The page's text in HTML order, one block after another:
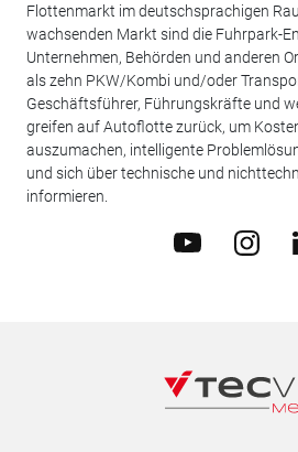
Flottenmarkt im deutschsprachigen
wachsenden Markt sind die Fuhrpark-
Unternehmen, Behörden und anderen
als zehn PKW/Kombi und/oder
Geschäftsführer, Führungskräfte und
greifen auf Autoflotte zurück, um
auszumachen, intelligente
und sich über technische und
informieren.